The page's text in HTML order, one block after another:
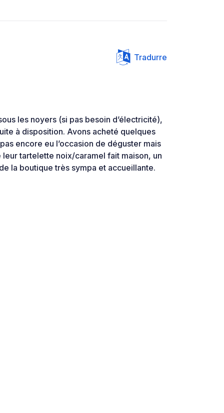
Tradurre
les noyers (si pas besoin d’électricité),
à disposition. Avons acheté quelques
encore eu l’occasion de déguster mais
tartelette noix/caramel fait maison, un
la boutique très sympa et accueillante.